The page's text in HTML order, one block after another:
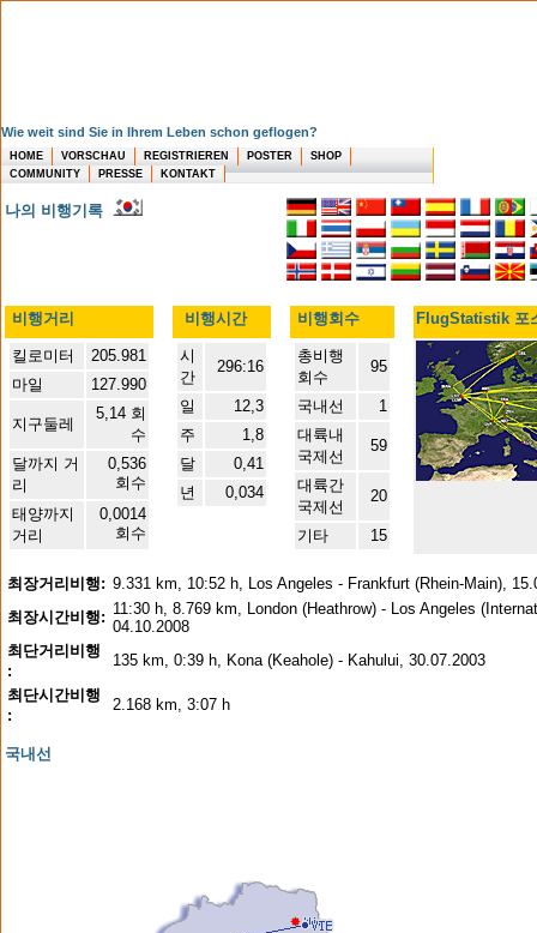
Wie weit sind Sie in Ihrem Leben schon geflogen?
HOME VORSCHAU REGISTRIEREN POSTER
SHOP
COMMUNITY
PRESSE KONTAKT
나의 비행기록
비행거리 비행시간 비행회수 FlugStatistik 포
킬로미터
205.981
마일
127.990
지구둘레
5,14 회
수
달까지 거
리
0,536
회수
태양까지
거리
0,0014
회수
시
간
296:16
일
12,3
주
1,8
달
0,41
년
0,034
총비행
회수
95
국내선
1
대륙내
국제선
59
대륙간
국제선
20
기타 15
최장거리비행: 9.331 km, 10:52 h, Los Angeles - Frankfurt (Rhein-Main),
최장시간비행: 11:30 h, 8.769 km, London (Heathrow) - Los Angeles
04.10.2008
최단거리비행
:
135 km, 0:39 h, Kona (Keahole) - Kahului, 30.07.2003
최단시간비행
:
2.168 km, 3:07 h
국내선